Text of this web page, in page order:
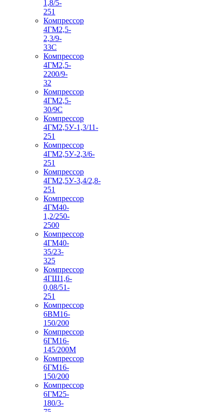
1,8/5-
251
Компрессор
4ГМ2,5-
2,3/9-
33С
Компрессор
4ГМ2,5-
2200/9-
32
Компрессор
4ГМ2,5-
30/9С
Компрессор
4ГМ2,5У-1,3/11-
251
Компрессор
4ГМ2,5У-2,3/6-
251
Компрессор
4ГМ2,5У-3,4/2,8-
251
Компрессор
4ГМ40-
1,2/250-
2500
Компрессор
4ГМ40-
35/23-
325
Компрессор
4ГШ1,6-
0,08/51-
251
Компрессор
6ВМ16-
150/200
Компрессор
6ГМ16-
145/200М
Компрессор
6ГМ16-
150/200
Компрессор
6ГМ25-
180/3-